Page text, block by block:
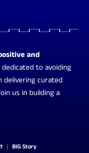
and
dedicated to avoiding
delivering curated
us in building a
BIG Story